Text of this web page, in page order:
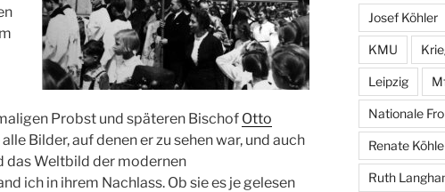
Probst und späteren Bischof Otto
Bilder, auf denen er zu sehen war, und auch
das Weltbild der modernen
ich in ihrem Nachlass. Ob sie es je gelesen
Josef Köhler
KMU
Leipzig
Nationale
Renate
Ruth